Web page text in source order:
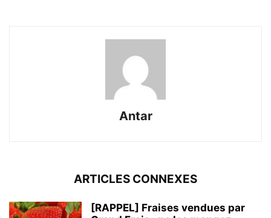
Antar
ARTICLES CONNEXES
[RAPPEL] Fraises vendues par